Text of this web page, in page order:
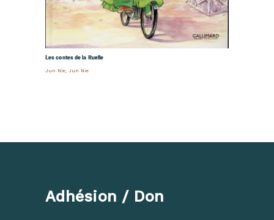
Les contes de la Ruelle
Jun Nie, Jun Nie
Adhésion / Don